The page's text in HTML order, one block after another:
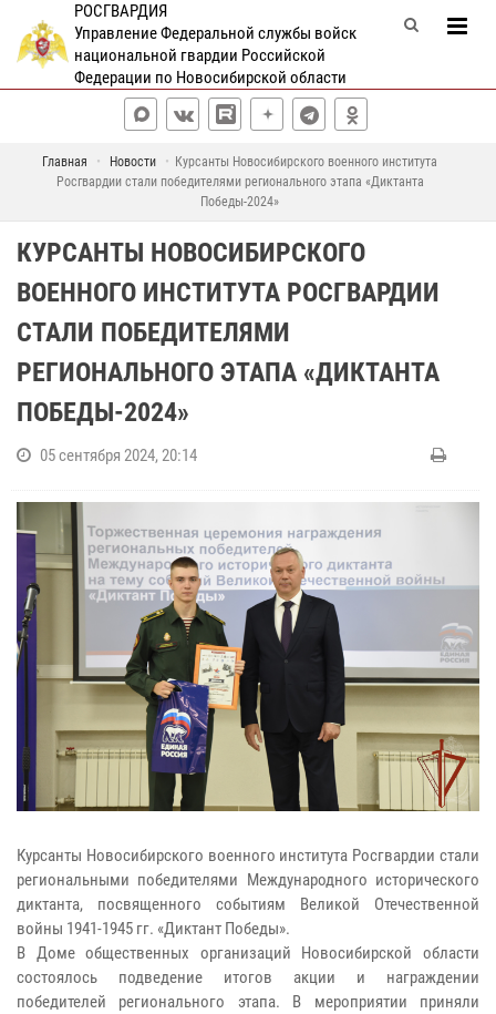
РОСГВАРДИЯ
Управление Федеральной службы войск
национальной гвардии Российской
Федерации по Новосибирской области
Главная Новости
Курсанты Новосибирского военного института
Росгвардии стали победителями регионального этапа «Диктанта
Победы-2024»
КУРСАНТЫ НОВОСИБИРСКОГО
ВОЕННОГО ИНСТИТУТА РОСГВАРДИИ
СТАЛИ ПОБЕДИТЕЛЯМИ
РЕГИОНАЛЬНОГО ЭТАПА «ДИКТАНТА
ПОБЕДЫ-2024»
05 сентября 2024, 20:14
Курсанты Новосибирского военного института Росгвардии стали
региональными победителями Международного исторического
диктанта, посвященного событиям Великой Отечественной
войны 1941-1945 гг. «Диктант Победы».
В Доме общественных организаций Новосибирской области
состоялось подведение итогов акции и награждении
победителей регионального этапа. В мероприятии приняли